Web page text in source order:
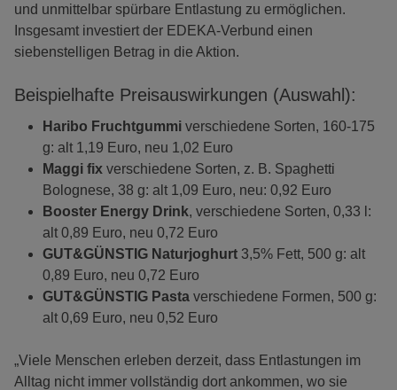
und unmittelbar spürbare Entlastung zu ermöglichen.
Insgesamt investiert der EDEKA-Verbund einen
siebenstelligen Betrag in die Aktion.
Beispielhafte Preisauswirkungen (Auswahl):
Haribo Fruchtgummi verschiedene Sorten, 160-175
g: alt 1,19 Euro, neu 1,02 Euro
Maggi fix verschiedene Sorten, z. B. Spaghetti
Bolognese, 38 g: alt 1,09 Euro, neu: 0,92 Euro
Booster Energy Drink, verschiedene Sorten, 0,33 l:
alt 0,89 Euro, neu 0,72 Euro
GUT&GÜNSTIG Naturjoghurt 3,5% Fett, 500 g: alt
0,89 Euro, neu 0,72 Euro
GUT&GÜNSTIG Pasta verschiedene Formen, 500 g:
alt 0,69 Euro, neu 0,52 Euro
„Viele Menschen erleben derzeit, dass Entlastungen im
Alltag nicht immer vollständig dort ankommen, wo sie